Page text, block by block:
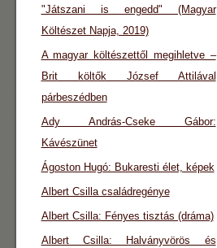
"Játszani is engedd" (Magyar
Költészet Napja, 2019)
A magyar költészettől megihletve –
Brit költők József Attilával
párbeszédben
Ady András-Cseke Gábor:
Kávészünet
Ágoston Hugó: Bukaresti élet, képek
Albert Csilla családregénye
Albert Csilla: Fényes tisztás (dráma)
Albert Csilla: Halványvörös és